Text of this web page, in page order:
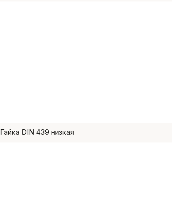
Гайка DIN 439 низкая